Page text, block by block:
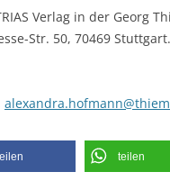
Verlag in der Georg
Str. 50, 70469
teilen